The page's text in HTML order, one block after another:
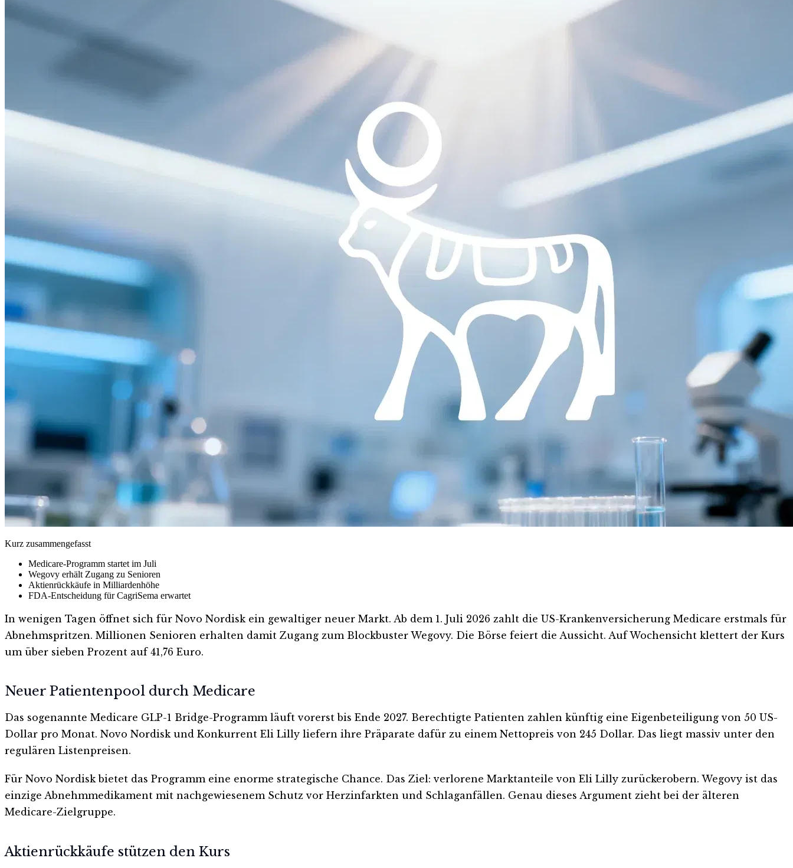
Kurz zusammengefasst
Medicare-Programm startet im Juli
Wegovy erhält Zugang zu Senioren
Aktienrückkäufe in Milliardenhöhe
FDA-Entscheidung für CagriSema erwartet
In wenigen Tagen öffnet sich für Novo Nordisk ein gewaltiger neuer Markt. Ab dem 1. Juli 2026 zahlt die US-Krankenversicherung Medicare erstmals für
Abnehmspritzen. Millionen Senioren erhalten damit Zugang zum Blockbuster Wegovy. Die Börse feiert die Aussicht. Auf Wochensicht klettert der Kurs
um über sieben Prozent auf 41,76 Euro.
Neuer Patientenpool durch Medicare
Das sogenannte Medicare GLP-1 Bridge-Programm läuft vorerst bis Ende 2027. Berechtigte Patienten zahlen künftig eine Eigenbeteiligung von 50 US-
Dollar pro Monat. Novo Nordisk und Konkurrent Eli Lilly liefern ihre Präparate dafür zu einem Nettopreis von 245 Dollar. Das liegt massiv unter den
regulären Listenpreisen.
Für Novo Nordisk bietet das Programm eine enorme strategische Chance. Das Ziel: verlorene Marktanteile von Eli Lilly zurückerobern. Wegovy ist das
einzige Abnehmmedikament mit nachgewiesenem Schutz vor Herzinfarkten und Schlaganfällen. Genau dieses Argument zieht bei der älteren
Medicare-Zielgruppe.
Aktienrückkäufe stützen den Kurs